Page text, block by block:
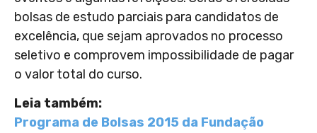
bolsas de estudo parciais para candidatos de
excelência, que sejam aprovados no processo
seletivo e comprovem impossibilidade de pagar
o valor total do curso.
Leia também:
Programa de Bolsas 2015 da Fundação